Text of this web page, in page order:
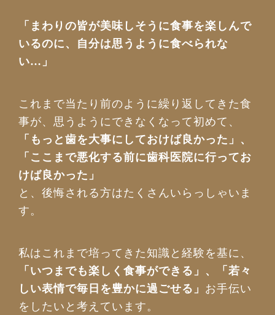
「まわりの皆が美味しそうに食事を楽しんで
いるのに、自分は思うように食べられな
い…」
これまで当たり前のように繰り返してきた食
事が、思うようにできなくなって初めて、
「もっと歯を大事にしておけば良かった」、
「ここまで悪化する前に歯科医院に行ってお
けば良かった」
と、後悔される方はたくさんいらっしゃいま
す。
私はこれまで培ってきた知識と経験を基に、
「いつまでも楽しく食事ができる」、「若々
しい表情で毎日を豊かに過ごせる」 お手伝い
をしたいと考えています。